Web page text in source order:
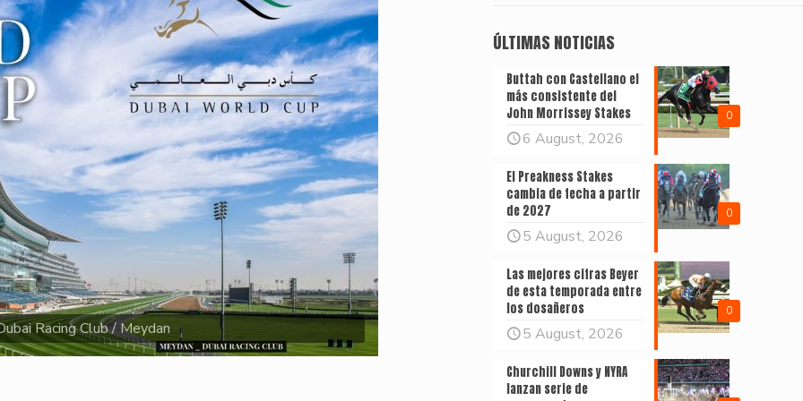
Racing Club / Meydan
ÚLTIMAS NOTICIAS
0
Buttah con Castellano el
más consistente del
John Morrissey Stakes
6 August, 2026
0
El Preakness Stakes
cambia de fecha a partir
de 2027
5 August, 2026
0
Las mejores cifras Beyer
de esta temporada entre
los dosañeros
5 August, 2026
Churchill Downs y NYRA
lanzan serie de